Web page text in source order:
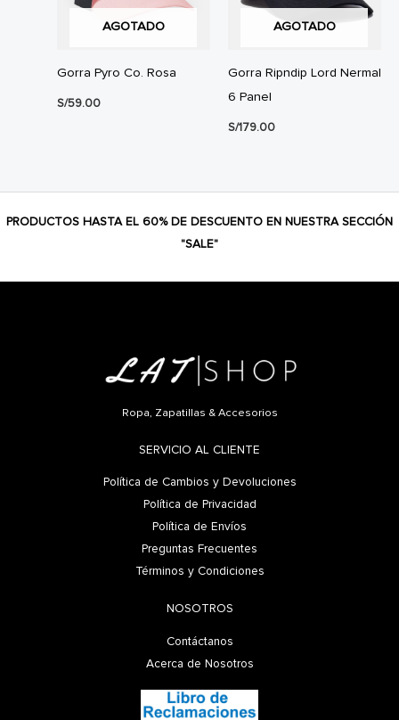
AGOTADO
Gorra Pyro Co. Rosa
S/59.00
AGOTADO
Gorra Ripndip Lord Nermal
6 Panel
S/179.00
PRODUCTOS HASTA EL 60% DE DESCUENTO EN NUESTRA SECCIÓN
"SALE"
Ropa, Zapatillas & Accesorios
SERVICIO AL CLIENTE
Política de Cambios y Devoluciones
Política de Privacidad
Política de Envíos
Preguntas Frecuentes
Términos y Condiciones
NOSOTROS
Contáctanos
Acerca de Nosotros